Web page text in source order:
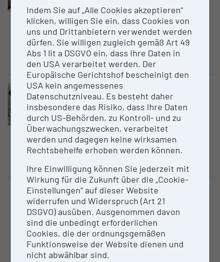
University of Mining Leoben
Elektrisch beheizter Muffelofen
für eine maximale Temperatur
von 1200 °C mit Waage, um den
Glühverlust...
Large equipment
SteREO Discovery.V12
University of Mining Leoben
Das Zeiss SteREO Discovery.V12
verfügt über einen 12-fach Zoom
und liefert reproduzierbare
Ergebnisse. Es ist...
Large equipment
Fräsmas­chine mit IK u. Zubehör
University of Mining Leoben
5-Achs CNC Fräsmaschine der
Firma Haas zur Fertigung von
komplexen Bauteilen.
Indem Sie auf „Alle Cookies akzeptieren“
klicken, willigen Sie ein, dass Cookies von
uns und Drittanbietern verwendet werden
dürfen. Sie willigen zugleich gemäß Art 49
Abs 1 lit a DSGVO ein, dass Ihre Daten in
den USA verarbeitet werden. Der
Europäische Gerichtshof bescheinigt den
USA kein angemessenes
Datenschutzniveau. Es besteht daher
insbesondere das Risiko, dass Ihre Daten
durch US-Behörden, zu Kontroll- und zu
Überwachungszwecken, verarbeitet
werden und dagegen keine wirksamen
Rechtsbehelfe erhoben werden können.
Ihre Einwilligung können Sie jederzeit mit
Wirkung für die Zukunft über die „Cookie-
Einstellungen“ auf dieser Website
widerrufen und Widerspruch (Art 21
DSGVO) ausüben. Ausgenommen davon
sind die unbedingt erforderlichen
Cookies, die der ordnungsgemäßen
Funktionsweise der Website dienen und
nicht abwählbar sind.